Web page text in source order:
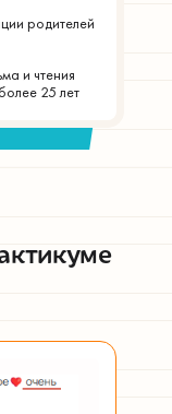
родителей
и чтения
25 лет